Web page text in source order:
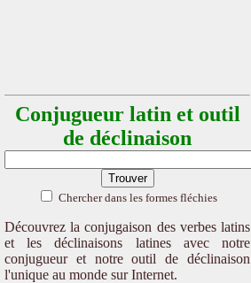
Conjugueur latin et outil
de déclinaison
Chercher dans les formes fléchies
Découvrez la conjugaison des verbes latins
et les déclinaisons latines avec notre
conjugueur et notre outil de déclinaison
l'unique au monde sur Internet.